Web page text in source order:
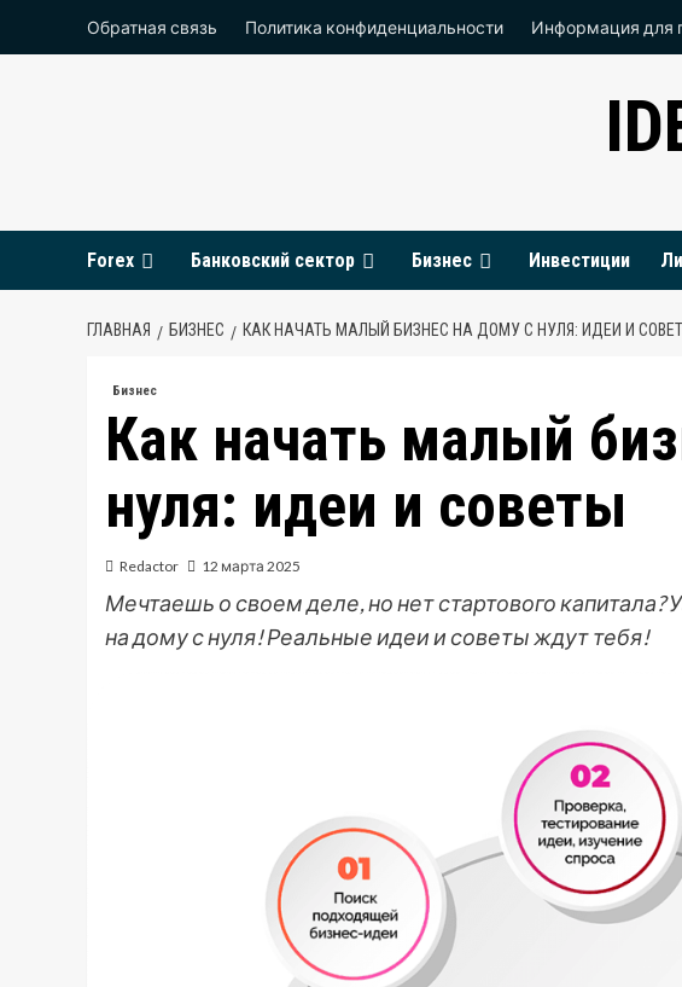
Обратная связь Политика конфиденциальности Информация для
Forex Банковский сектор Бизнес Инвестиции
ГЛАВНАЯ БИЗНЕС КАК НАЧАТЬ МАЛЫЙ БИЗНЕС НА ДОМУ С НУЛЯ: ИДЕИ И
Бизнес
Как начать малый
нуля: идеи и советы
Redactor 12 марта 2025
Мечтаешь о своем деле, но нет стартового капитала?
на дому с нуля! Реальные идеи и советы ждут тебя!